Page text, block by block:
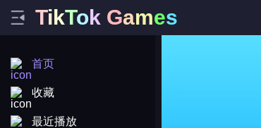
TikTok Games
首页
收藏
最近播放